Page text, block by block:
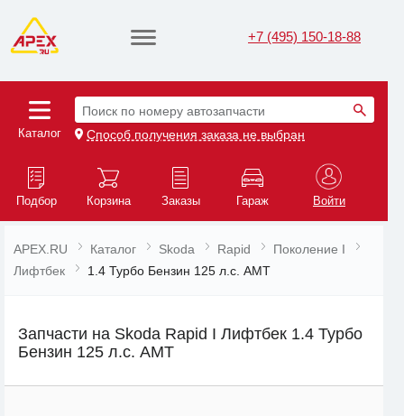
+7 (495) 150-18-88
Каталог
Поиск по номеру автозапчасти
Способ получения заказа не выбран
Подбор Корзина Заказы Гараж Войти
APEX.RU Каталог Skoda Rapid
Поколение I
Лифтбек
1.4 Турбо Бензин 125 л.с. AMT
Запчасти на Skoda Rapid I Лифтбек 1.4 Турбо
Бензин 125 л.с. AMT